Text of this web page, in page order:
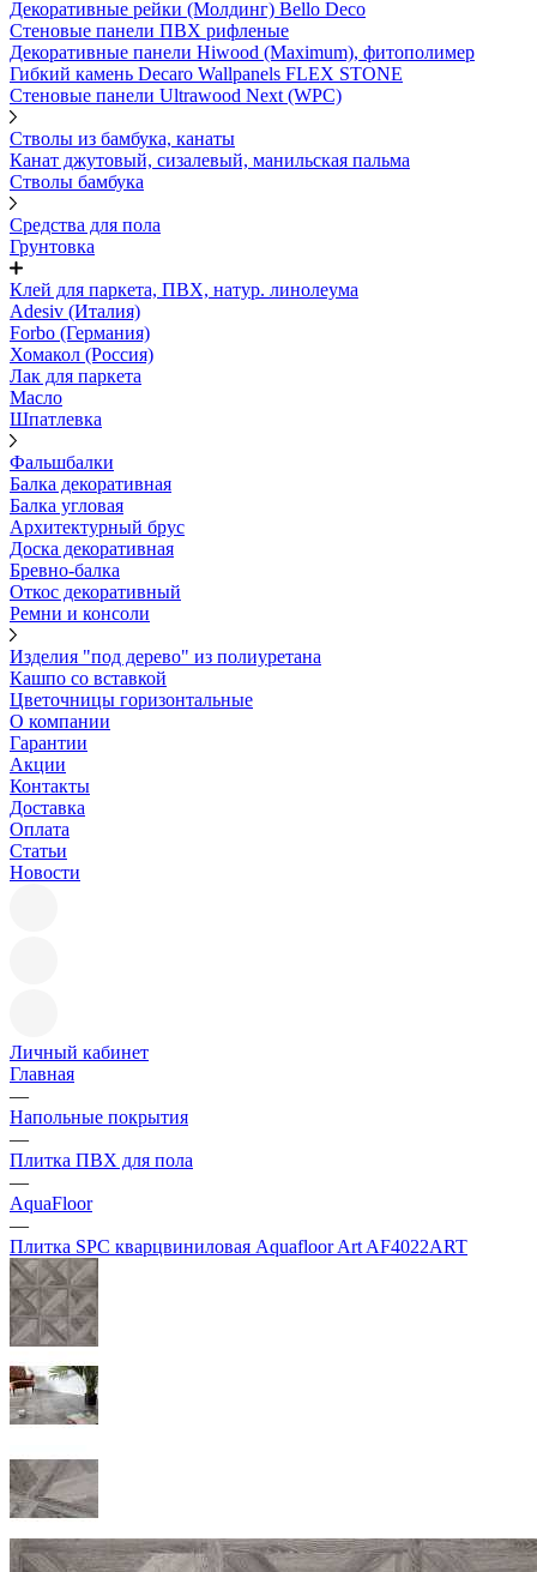
Декоративные рейки (Молдинг) Bello Deco
Стеновые панели ПВХ рифленые
Декоративные панели Hiwood (Maximum), фитополимер
Гибкий камень Decaro Wallpanels FLEX STONE
Стеновые панели Ultrawood Next (WPC)
Стволы из бамбука, канаты
Канат джутовый, сизалевый, манильская пальма
Стволы бамбука
Средства для пола
Грунтовка
Клей для паркета, ПВХ, натур. линолеума
Adesiv (Италия)
Forbo (Германия)
Хомакол (Россия)
Лак для паркета
Масло
Шпатлевка
Фальшбалки
Балка декоративная
Балка угловая
Архитектурный брус
Доска декоративная
Бревно-балка
Откос декоративный
Ремни и консоли
Изделия "под дерево" из полиуретана
Кашпо со вставкой
Цветочницы горизонтальные
О компании
Гарантии
Акции
Контакты
Доставка
Оплата
Статьи
Новости
Личный кабинет
Главная
—
Напольные покрытия
—
Плитка ПВХ для пола
—
AquaFloor
—
Плитка SPC кварцвиниловая Aquafloor Art AF4022ART